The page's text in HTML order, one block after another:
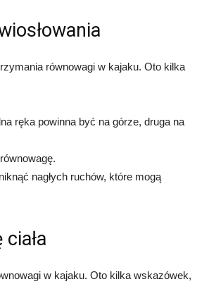
równowagi w kajaku. Oto kilka
ręka powinna być na górze, druga na
nagłych ruchów, które mogą
w kajaku. Oto kilka wskazówek,